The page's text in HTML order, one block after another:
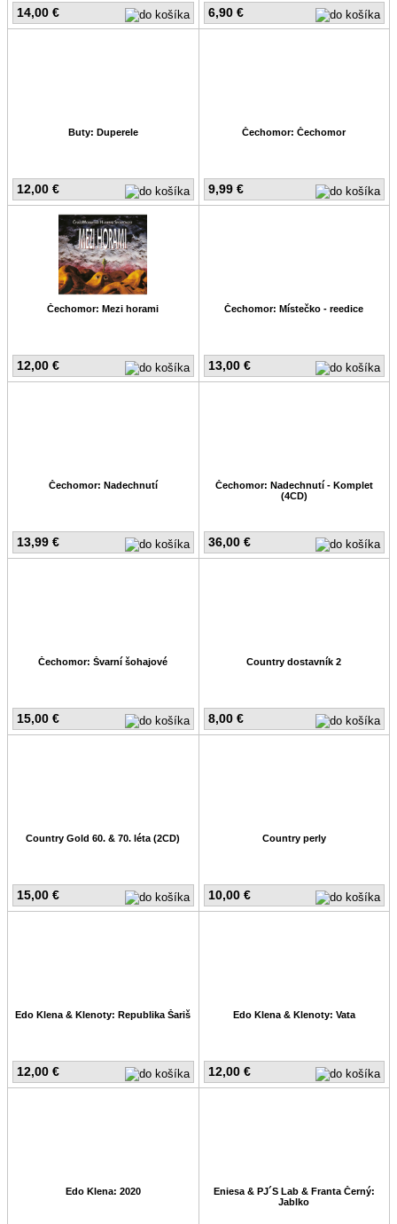
14,00 € 6,90 €
12,00 €
Buty: Duperele
9,99 €
Čechomor: Čechomor
12,00 €
Čechomor: Mezi horami
13,00 €
Čechomor: Místečko - reedice
13,99 €
Čechomor: Nadechnutí
36,00 €
Čechomor: Nadechnutí - Komplet
(4CD)
15,00 €
Čechomor: Švarní šohajové
8,00 €
Country dostavník 2
15,00 €
Country Gold 60. & 70. léta (2CD)
10,00 €
Country perly
12,00 €
Edo Klena & Klenoty: Republika Šariš
12,00 €
Edo Klena & Klenoty: Vata
Edo Klena: 2020
Eniesa & PJ´S Lab & Franta Černý:
Jablko